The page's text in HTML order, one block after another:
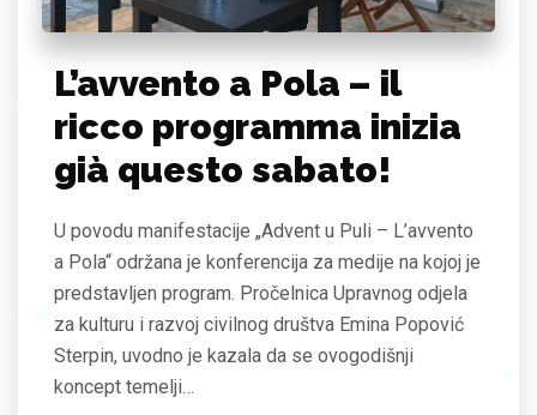
L’avvento a Pola – il
ricco programma inizia
già questo sabato!
U povodu manifestacije „Advent u Puli – L’avvento
a Pola“ održana je konferencija za medije na kojoj je
predstavljen program. Pročelnica Upravnog odjela
za kulturu i razvoj civilnog društva Emina Popović
Sterpin, uvodno je kazala da se ovogodišnji
koncept temelji…
*
*